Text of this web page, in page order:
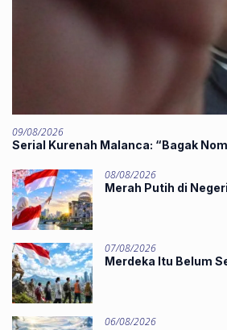
09/08/2026
‎Serial Kurenah Malanca: “Bagak
08/08/2026
Merah Putih di
07/08/2026
Merdeka Itu Belum
06/08/2026